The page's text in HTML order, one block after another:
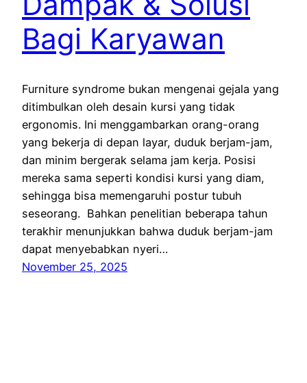
Bagi Karyawan
Furniture syndrome bukan mengenai gejala yang
ditimbulkan oleh desain kursi yang tidak
ergonomis. Ini menggambarkan orang-orang
yang bekerja di depan layar, duduk berjam-jam,
dan minim bergerak selama jam kerja. Posisi
mereka sama seperti kondisi kursi yang diam,
sehingga bisa memengaruhi postur tubuh
seseorang. Bahkan penelitian beberapa tahun
terakhir menunjukkan bahwa duduk berjam-jam
dapat menyebabkan nyeri…
November 25, 2025